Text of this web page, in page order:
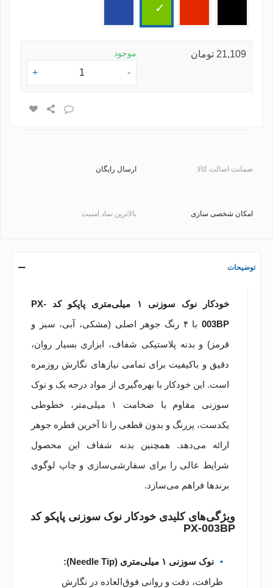
21,109 تومان موجود
-
+
ضمانت اصالت کالا ارسال رایگان
امکان شخصی سازی بالاترین نماد امنیت
توضیحات
خودکار نوک سوزنی ۱ میلی‌متری پاپکو کد PX-
003BP
با ۴ رنگ جوهر اصلی (مشکی، آبی، سبز و
قرمز) و بدنه پلاستیکی شفاف، ابزاری بسیار روان،
دقیق و باکیفیت برای تمامی نیازهای نگارش روزمره
است. این خودکار با بهره‌گیری از مواد درجه یک و نوک
سوزنی مقاوم با ضخامت ۱ میلی‌متر، خطوطی
یکدست، پررنگ و بدون قطعی را تا آخرین قطره جوهر
ارائه می‌دهد. همچنین بدنه شفاف این محصول
شرایط عالی را برای سفارشی‌سازی و چاپ لوگوی
برندها فراهم می‌سازد.
ویژگی‌های کلیدی خودکار نوک سوزنی پاپکو کد
PX-003BP
نوک سوزنی ۱ میلی‌متری (Needle Tip):
ظرافت، دقت و روانی فوق‌العاده در نگارش